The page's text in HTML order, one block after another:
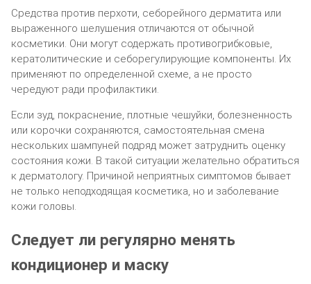
Средства против перхоти, себорейного дерматита или
выраженного шелушения отличаются от обычной
косметики. Они могут содержать противогрибковые,
кератолитические и себорегулирующие компоненты. Их
применяют по определенной схеме, а не просто
чередуют ради профилактики.
Если зуд, покраснение, плотные чешуйки, болезненность
или корочки сохраняются, самостоятельная смена
нескольких шампуней подряд может затруднить оценку
состояния кожи. В такой ситуации желательно обратиться
к дерматологу. Причиной неприятных симптомов бывает
не только неподходящая косметика, но и заболевание
кожи головы.
Следует ли регулярно менять
кондиционер и маску